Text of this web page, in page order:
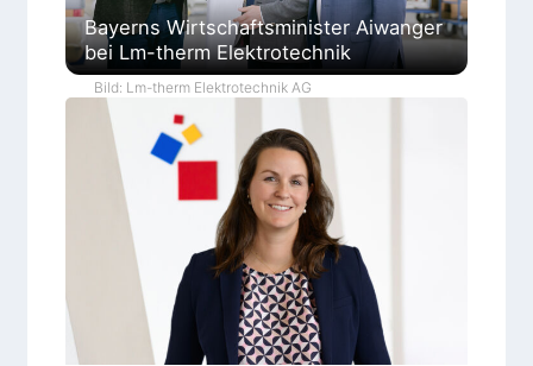
Bayerns Wirtschaftsminister Aiwanger
bei Lm-therm Elektrotechnik
Bild: Lm-therm Elektrotechnik AG